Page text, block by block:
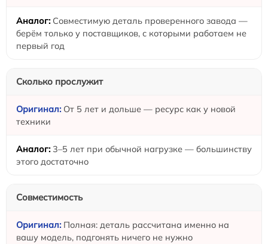
Совместимую деталь проверенного завода —
берём только у поставщиков, с которыми работаем не
первый год
Сколько прослужит
От 5 лет и дольше — ресурс как у новой
техники
3–5 лет при обычной нагрузке — большинству
этого достаточно
Совместимость
Полная: деталь рассчитана именно на
вашу модель, подгонять ничего не нужно